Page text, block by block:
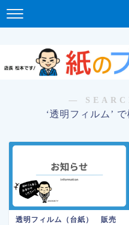
―
‘透明フィルム’
透明フィルム（台紙） 販売